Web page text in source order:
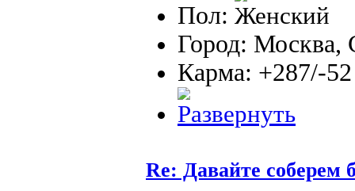
Пол:
Город:
Карма: +287/-52
Re: Давайте